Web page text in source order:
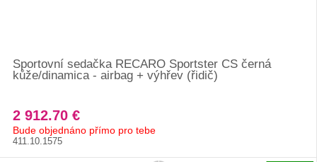
Sportovní sedačka RECARO Sportster CS černá
kůže/dinamica - airbag + výhřev (řidič)
2 912.70 €
Bude objednáno přímo pro tebe
411.10.1575